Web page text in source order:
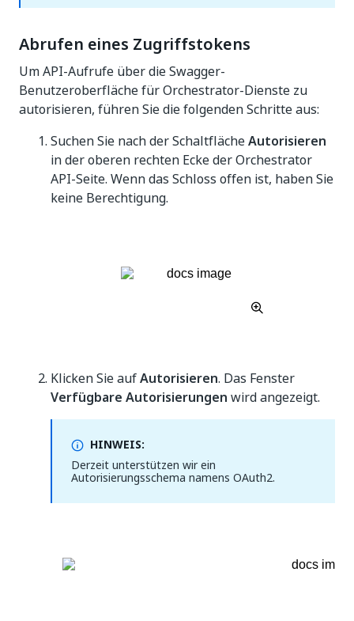
Abrufen eines Zugriffstokens
Um API-Aufrufe über die Swagger-
Benutzeroberfläche für Orchestrator-Dienste zu
autorisieren, führen Sie die folgenden Schritte aus:
Suchen Sie nach der SchaltflächeAutorisieren
in der oberen rechten Ecke der Orchestrator
API-Seite. Wenn das Schloss offen ist, haben Sie
keine Berechtigung.
Klicken Sie aufAutorisieren. Das Fenster
Verfügbare Autorisierungen wird angezeigt.
HINWEIS:
Derzeit unterstützen wir ein
Autorisierungsschema namens OAuth2.